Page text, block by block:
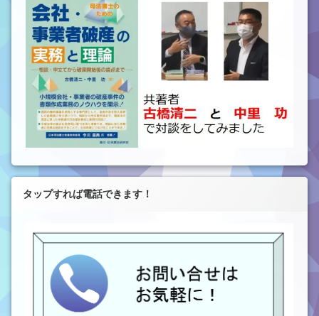
タップすれば電話できます！